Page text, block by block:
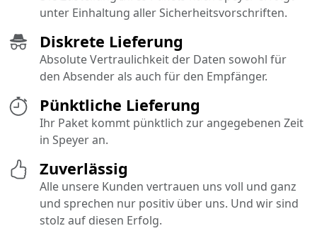
Pünktliche Lieferung
Ihr Paket kommt pünktlich zur angegebenen Zeit
in Speyer an.
unter Einhaltung aller Sicherheitsvorschriften.
Diskrete Lieferung
Absolute Vertraulichkeit der Daten sowohl für
den Absender als auch für den Empfänger.
Zuverlässig
Alle unsere Kunden vertrauen uns voll und ganz
und sprechen nur positiv über uns. Und wir sind
stolz auf diesen Erfolg.